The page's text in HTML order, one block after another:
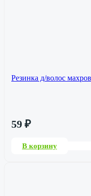
Резинка д/волос
59 ₽
В корзину